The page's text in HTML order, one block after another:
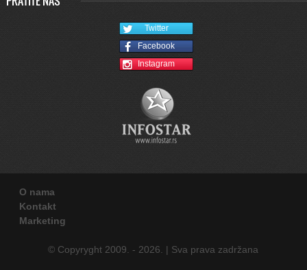
Twitter
Facebook
Instagram
O nama
Kontakt
Marketing
© Copyryght 2009. - 2026. | Sva prava zadržana